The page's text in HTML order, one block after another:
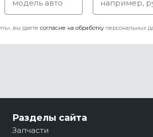
вы даете согласие на обработку персональных
Разделы сайта
Запчасти